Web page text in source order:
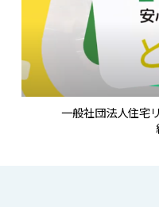
一般社団法人住宅